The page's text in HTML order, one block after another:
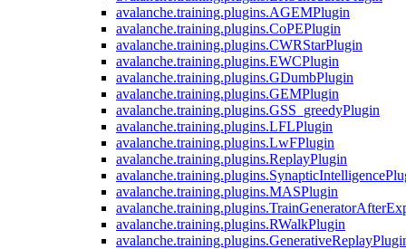
avalanche.training.plugins.AGEMPlugin
avalanche.training.plugins.CoPEPlugin
avalanche.training.plugins.CWRStarPlugin
avalanche.training.plugins.EWCPlugin
avalanche.training.plugins.GDumbPlugin
avalanche.training.plugins.GEMPlugin
avalanche.training.plugins.GSS_greedyPlugin
avalanche.training.plugins.LFLPlugin
avalanche.training.plugins.LwFPlugin
avalanche.training.plugins.ReplayPlugin
avalanche.training.plugins.MASPlugin
avalanche.training.plugins.RWalkPlugin